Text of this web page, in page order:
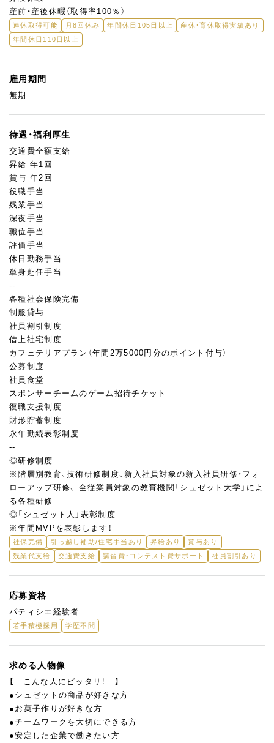
産前・産後休暇（取得率100％）
連休取得可能 月8回休み 年間休日105日以上
産休・育休取得実績あり
年間休日110日以上
雇用期間
無期
待遇・福利厚生
交通費全額支給
昇給 年1回
賞与 年2回
役職手当
残業手当
深夜手当
職位手当
評価手当
休日勤務手当
単身赴任手当
--
各種社会保険完備
制服貸与
社員割引制度
借上社宅制度
カフェテリアプラン（年間2万5000円分のポイント付与）
公募制度
社員食堂
スポンサーチームのゲーム招待チケット
復職支援制度
財形貯蓄制度
永年勤続表彰制度
--
◎研修制度
※階層別教育、技術研修制度、新入社員対象の新入社員研修・フォ
ローアップ研修、 全従業員対象の教育機関「シュゼット大学」によ
る各種研修
◎「シュゼット人」表彰制度
※年間MVPを表彰します！
社保完備 引っ越し補助/住宅手当あり 昇給あり
賞与あり
残業代支給
交通費支給 講習費・コンテスト費サポート 社員割引あり
応募資格
パティシエ経験者
若手積極採用 学歴不問
求める人物像
【 こんな人にピッタリ！ 】
●シュゼットの商品が好きな方
●お菓子作りが好きな方
●チームワークを大切にできる方
●安定した企業で働きたい方